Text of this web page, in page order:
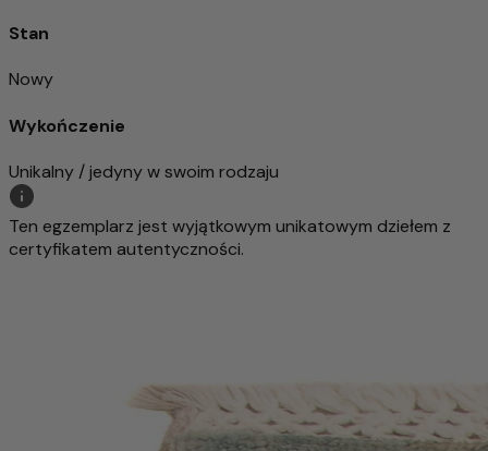
Stan
Nowy
Wykończenie
Unikalny / jedyny w swoim rodzaju
Ten egzemplarz jest wyjątkowym unikatowym dziełem z
certyfikatem autentyczności.